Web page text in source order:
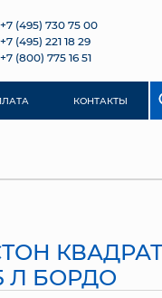
+7 (495) 730 75 00
+7 (495) 221 18 29
+7 (800) 775 16 51
КОНТАКТЫ
КВАДРАТ
Л БОРДО